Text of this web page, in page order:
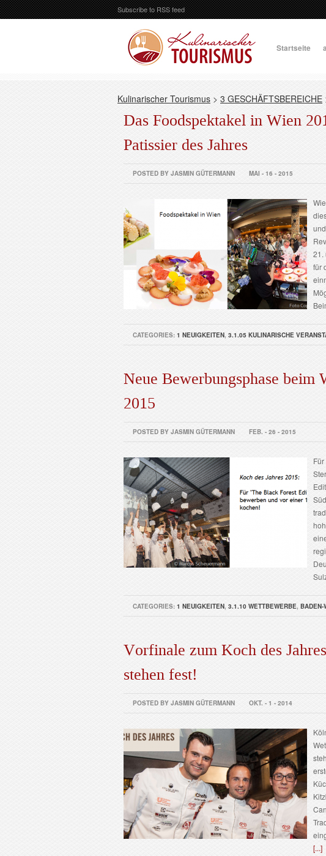
Subscribe to RSS feed
Startseite
Kulinarischer Tourismus > 3 GESCHÄFTSBEREICHE
Das Foodspektakel in Wien
Patissier des Jahres
POSTED BY JASMIN GÜTERMANN MAI - 16 - 2015
21.
für
CATEGORIES: 1 NEUIGKEITEN, 3.1.05 KULINARISCHE
Neue Bewerbungsphase beim
2015
POSTED BY JASMIN GÜTERMANN FEB. - 26 - 2015
CATEGORIES: 1 NEUIGKEITEN, 3.1.10 WETTBEWERBE, BADEN-
Vorfinale zum Koch des
stehen fest!
POSTED BY JASMIN GÜTERMANN OKT. - 1 - 2014
[...]